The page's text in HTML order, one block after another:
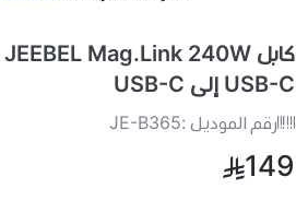
USB-C إلى USB-C
رقم الموديل :JE-B365
149